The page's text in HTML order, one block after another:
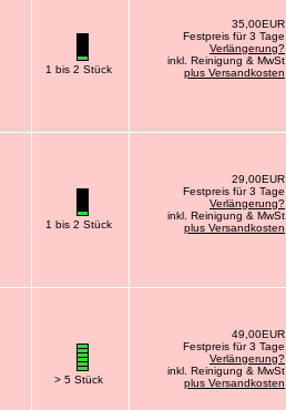
1 bis 2 Stück
35,00EUR
Festpreis für 3 Tage
Verlängerung?
inkl. Reinigung & MwSt
plus Versandkosten
1 bis 2 Stück
29,00EUR
Festpreis für 3 Tage
Verlängerung?
inkl. Reinigung & MwSt
plus Versandkosten
> 5 Stück
49,00EUR
Festpreis für 3 Tage
Verlängerung?
inkl. Reinigung & MwSt
plus Versandkosten